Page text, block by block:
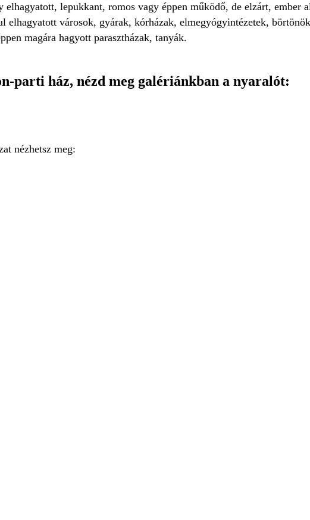
elhagyatott, lepukkant, romos vagy éppen működő, de elzárt, ember
elhagyatott városok, gyárak, kórházak, elmegyógyintézetek,
magára hagyott parasztházak, tanyák.
parti ház, nézd meg galériánkban a nyaralót:
nézhetsz meg: